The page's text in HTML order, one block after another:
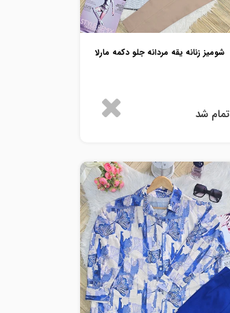
شومیز زنانه یقه مردانه جلو دکمه مارلا
تمام شد